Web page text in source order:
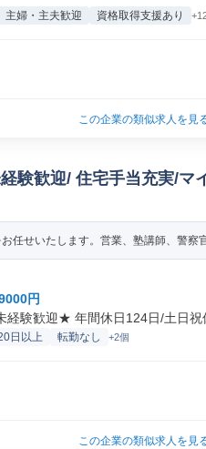
主婦・主夫歓迎 資格取得支援あり
この企業の類似求人を見
経験歓迎/ 住宅手当充実/
任せいたします。営業、塾講師、警察
円
験歓迎★ 年間休日124日/土日祝
日以上 転勤なし +2個
この企業の類似求人を見